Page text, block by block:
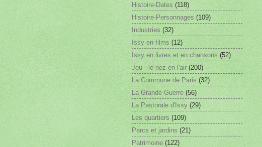
Histoire-Dates (118)
Histoire-Personnages (109)
Industries (32)
Issy en films (12)
Issy en livres et en chansons (52)
Jeu - le nez en l'air (200)
La Commune de Paris (32)
La Grande Guerre (56)
La Pastorale d'Issy (29)
Les quartiers (109)
Parcs et jardins (21)
Patrimoine (122)